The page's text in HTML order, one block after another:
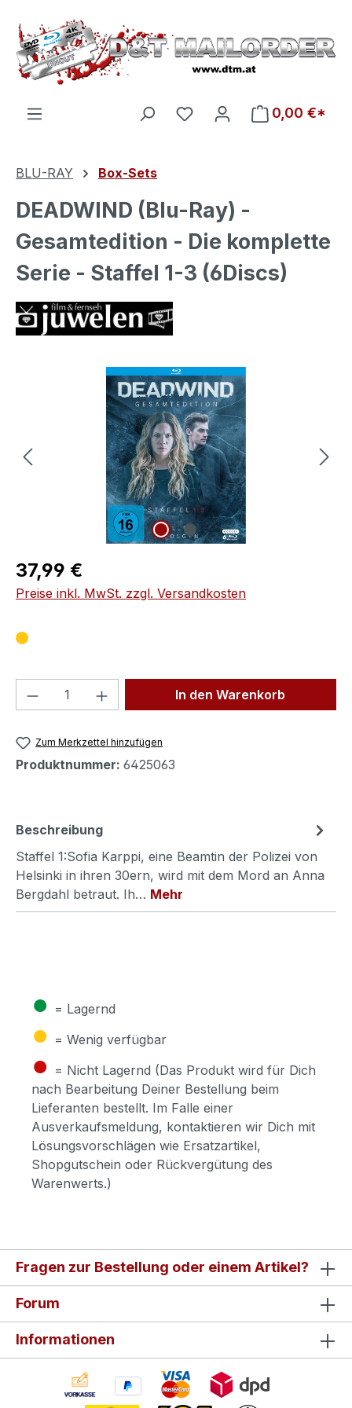
Zum Hauptinhalt springen
Du hast 0 Produkte auf
0,00 €*
BLU-RAY Box-Sets
DEADWIND (Blu-Ray) -
Gesamtedition - Die komplette
Serie - Staffel 1-3 (6Discs)
Bildergalerie überspringen
Regulärer Preis:
37,99 €
Preise inkl. MwSt. zzgl. Versandkosten
Produkt Anzahl: Gib denIn den Warenkorb
Zum Merkzettel hinzufügen
Produktnummer: 6425063
Beschreibung
Staffel 1:Sofia Karppi, eine Beamtin der Polizei von
Helsinki in ihren 30ern, wird mit dem Mord an Anna
Bergdahl betraut. Ih… Mehr
● = Lagernd
● = Wenig verfügbar
● = Nicht Lagernd (Das Produkt wird für Dich
nach Bearbeitung Deiner Bestellung beim
Lieferanten bestellt. Im Falle einer
Ausverkaufsmeldung, kontaktieren wir Dich mit
Lösungsvorschlägen wie Ersatzartikel,
Shopgutschein oder Rückvergütung des
Warenwerts.)
Fragen zur Bestellung oder einem Artikel?
Forum
Informationen